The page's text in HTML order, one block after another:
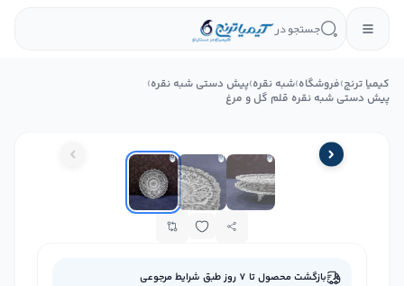
جستجو در
کیمیا ترنج›فروشگاه›شبه نقره›پیش دستی شبه نقره›
پیش دستی شبه نقره قلم گل و مرغ
بازگشت محصول تا ۷ روز طبق شرایط مرجوعی